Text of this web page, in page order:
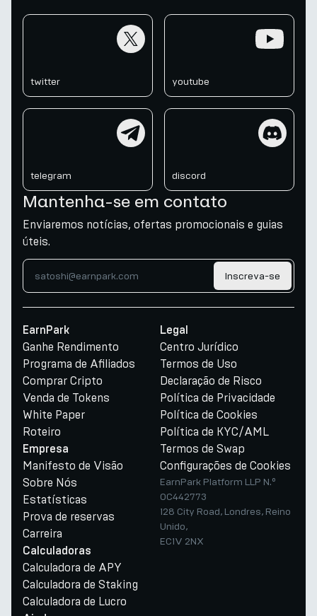
twitter youtube
telegram discord
Mantenha-se em contato
Enviaremos notícias, ofertas promocionais e guias
úteis.
Inscreva-se
EarnPark
Ganhe Rendimento
Programa de Afiliados
Comprar Cripto
Venda de Tokens
White Paper
Roteiro
Empresa
Manifesto de Visão
Sobre Nós
Estatísticas
Prova de reservas
Carreira
Calculadoras
Calculadora de APY
Calculadora de Staking
Calculadora de Lucro
Legal
Centro Jurídico
Termos de Uso
Declaração de Risco
Política de Privacidade
Política de Cookies
Política de KYC/AML
Termos de Swap
Configurações de Cookies
EarnPark Platform LLP N.º
OC442773
128 City Road, Londres, Reino
Unido,
EC1V 2NX